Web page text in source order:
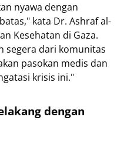
nyawa dengan
kata Dr. Ashraf al-
Kesehatan di Gaza.
segera dari komunitas
pasokan medis dan
krisis ini."
dengan